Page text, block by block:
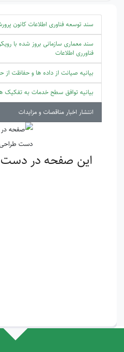
سند توسعه فناوری اطلاعات کانون
سند معماری سازمانی بروز شده با
فناورری اطلاعات
بیانیه صیانت از داده ها و حفاظت
بیانیه توافق سطح خدمات به
انتشار اخبار مناقصات و مزایدات
این صفحه در